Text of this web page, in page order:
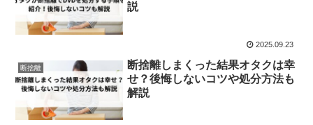
説
2025.09.23
断捨離
断捨離しまくった結果オタクは幸
せ？後悔しないコツや処分方法も
解説